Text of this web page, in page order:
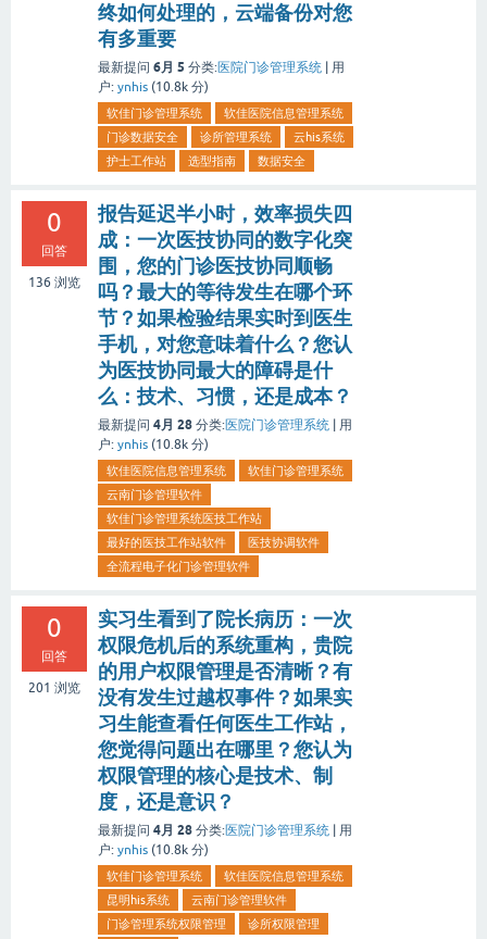
终如何处理的，云端备份对您
有多重要
最新提问 6月 5 分类:医院门诊管理系统 | 用
户: ynhis (10.8k 分)
软佳门诊管理系统
软佳医院信息管理系统
门诊数据安全
诊所管理系统
云his系统
护士工作站
选型指南 数据安全
0
回答
136 浏览
报告延迟半小时，效率损失四
成：一次医技协同的数字化突
围，您的门诊医技协同顺畅
吗？最大的等待发生在哪个环
节？如果检验结果实时到医生
手机，对您意味着什么？您认
为医技协同最大的障碍是什
么：技术、习惯，还是成本？
最新提问 4月 28 分类:医院门诊管理系统 | 用
户: ynhis (10.8k 分)
软佳医院信息管理系统
软佳门诊管理系统
云南门诊管理软件
软佳门诊管理系统医技工作站
最好的医技工作站软件
医技协调软件
全流程电子化门诊管理软件
0
回答
201 浏览
实习生看到了院长病历：一次
权限危机后的系统重构，贵院
的用户权限管理是否清晰？有
没有发生过越权事件？如果实
习生能查看任何医生工作站，
您觉得问题出在哪里？您认为
权限管理的核心是技术、制
度，还是意识？
最新提问 4月 28 分类:医院门诊管理系统 | 用
户: ynhis (10.8k 分)
软佳门诊管理系统
软佳医院信息管理系统
昆明his系统
云南门诊管理软件
门诊管理系统权限管理
诊所权限管理